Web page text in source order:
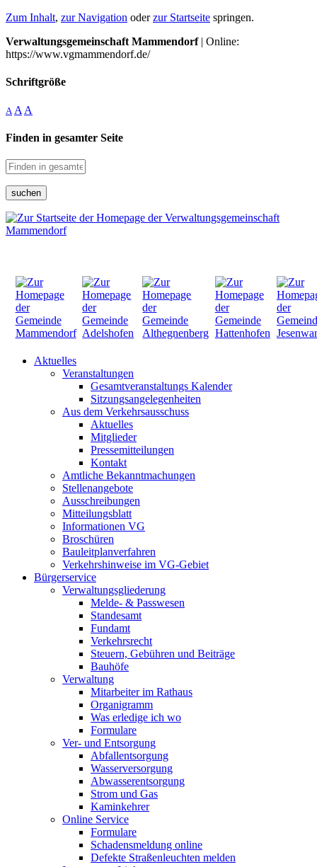
Zum Inhalt, zur Navigation oderzur Startseite springen.
Verwaltungsgemeinschaft Mammendorf| Online:
https://www.vgmammendorf.de/
Schriftgröße
A A A
Finden in gesamter Seite
suchen
Aktuelles
Veranstaltungen
Gesamtveranstaltungs Kalender
Sitzungsangelegenheiten
Aus dem Verkehrsausschuss
Aktuelles
Mitglieder
Pressemitteilungen
Kontakt
Amtliche Bekanntmachungen
Stellenangebote
Ausschreibungen
Mitteilungsblatt
Informationen VG
Broschüren
Bauleitplanverfahren
Verkehrshinweise im VG-Gebiet
Bürgerservice
Verwaltungsgliederung
Melde- & Passwesen
Standesamt
Fundamt
Verkehrsrecht
Steuern, Gebühren und Beiträge
Bauhöfe
Verwaltung
Mitarbeiter im Rathaus
Organigramm
Was erledige ich wo
Formulare
Ver- und Entsorgung
Abfallentsorgung
Wasserversorgung
Abwasserentsorgung
Strom und Gas
Kaminkehrer
Online Service
Formulare
Schadensmeldung online
Defekte Straßenleuchten melden